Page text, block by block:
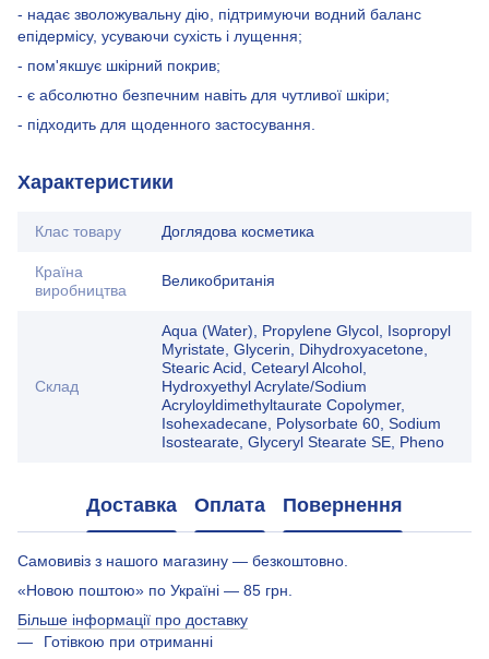
- надає зволожувальну дію, підтримуючи водний баланс
епідермісу, усуваючи сухість і лущення;
- пом'якшує шкірний покрив;
- є абсолютно безпечним навіть для чутливої шкіри;
- підходить для щоденного застосування.
Характеристики
Клас товару Доглядова косметика
Країна
виробництва
Великобританія
Склад
Aqua (Water), Propylene Glycol, Isopropyl
Myristate, Glycerin, Dihydroxyacetone,
Stearic Acid, Cetearyl Alcohol,
Hydroxyethyl Acrylate/Sodium
Acryloyldimethyltaurate Copolymer,
Isohexadecane, Polysorbate 60, Sodium
Isostearate, Glyceryl Stearate SE, Pheno
Доставка Оплата Повернення
Самовивіз з нашого магазину — безкоштовно.
«Новою поштою» по Україні — 85 грн.
Більше інформації про доставку
Готівкою при отриманні